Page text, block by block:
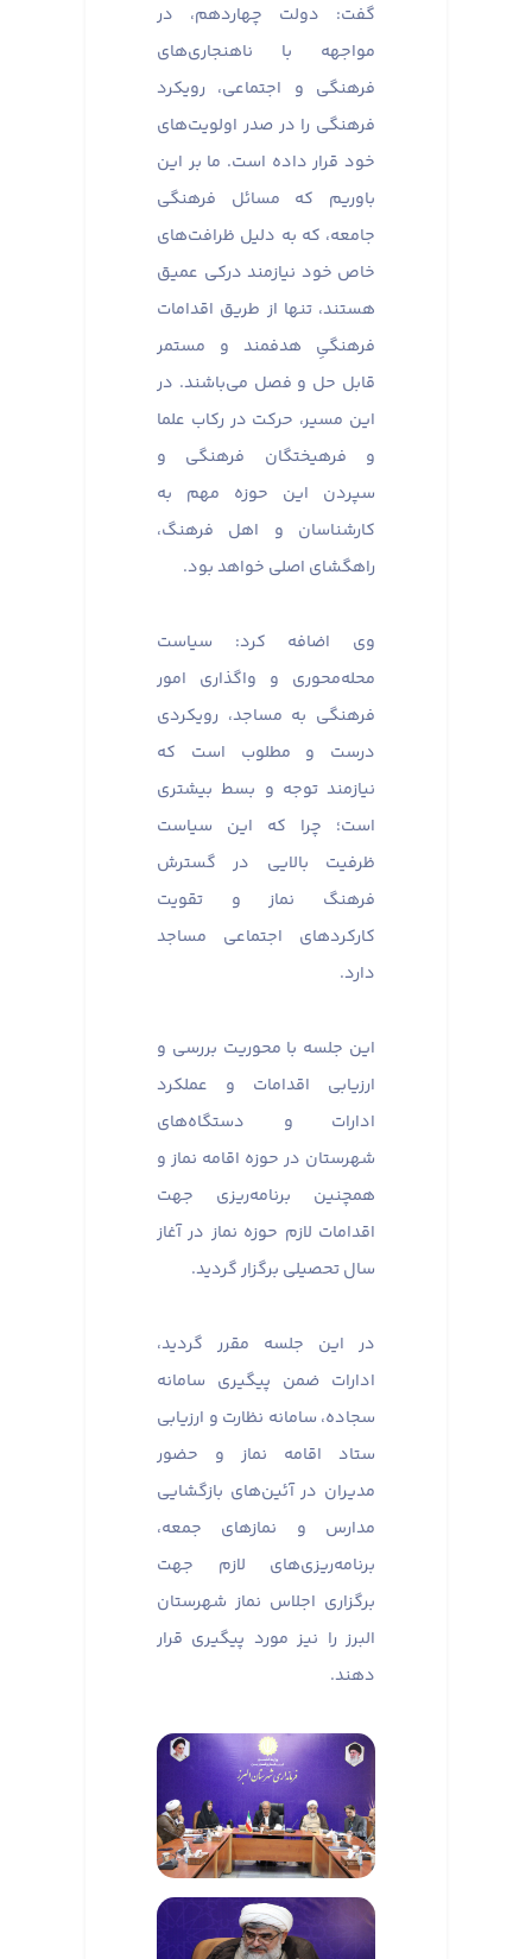
گفت: دولت چهاردهم، در
مواجهه با ناهنجاری‌های
فرهنگی و اجتماعی، رویکرد
فرهنگی را در صدر اولویت‌های
خود قرار داده است. ما بر این
باوریم که مسائل فرهنگی
جامعه، که به دلیل ظرافت‌های
خاص خود نیازمند درکی عمیق
هستند، تنها از طریق اقدامات
فرهنگیِ هدفمند و مستمر
قابل حل و فصل می‌باشند. در
این مسیر، حرکت در رکاب علما
و فرهیختگان فرهنگی و
سپردن این حوزه مهم به
کارشناسان و اهل فرهنگ،
راهگشای اصلی خواهد بود.
وی اضافه کرد: سیاست
محله‌محوری و واگذاری امور
فرهنگی به مساجد، رویکردی
درست و مطلوب است که
نیازمند توجه و بسط بیشتری
است؛ چرا که این سیاست
ظرفیت بالایی در گسترش
فرهنگ نماز و تقویت
کارکردهای اجتماعی مساجد
دارد.
این جلسه با محوریت بررسی و
ارزیابی اقدامات و عملکرد
ادارات و دستگاه‌های
شهرستان در حوزه اقامه نماز و
همچنین برنامه‌ریزی جهت
اقدامات لازم حوزه نماز در آغاز
سال تحصیلی برگزار گردید.
در این جلسه مقرر گردید،
ادارات ضمن پیگیری سامانه
سجاده، سامانه نظارت و ارزیابی
ستاد اقامه نماز و حضور
مدیران در آئین‌های بازگشایی
مدارس و نماز‌های جمعه،
برنامه‌ریزی‌های لازم جهت
برگزاری اجلاس نماز شهرستان
البرز را نیز مورد پیگیری قرار
دهند.